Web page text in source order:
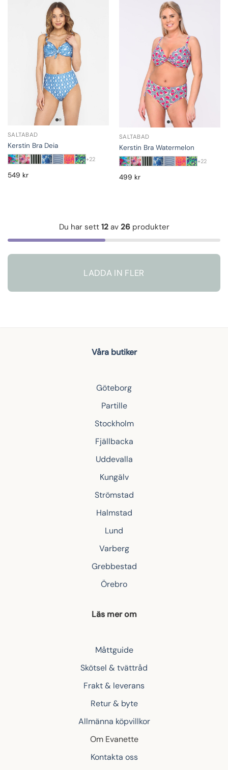
SALTABAD
Kerstin Bra Deia
+22
549 kr
SALTABAD
Kerstin Bra Watermelon
+22
499 kr
Du har sett 12av 26produkter
LADDA IN FLER
Våra butiker
Göteborg
Partille
Stockholm
Fjällbacka
Uddevalla
Kungälv
Strömstad
Halmstad
Lund
Varberg
Grebbestad
Örebro
Läs mer om
Måttguide
Skötsel & tvättråd
Frakt & leverans
Retur & byte
Allmänna köpvillkor
Om Evanette
Kontakta oss